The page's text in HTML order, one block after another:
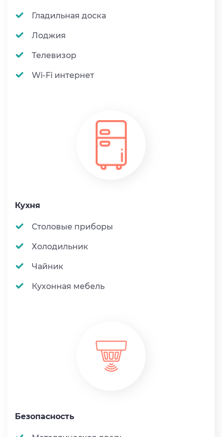
Гладильная доска
Лоджия
Телевизор
Wi-Fi интернет
Кухня
Столовые приборы
Холодильник
Чайник
Кухонная мебель
Безопасность